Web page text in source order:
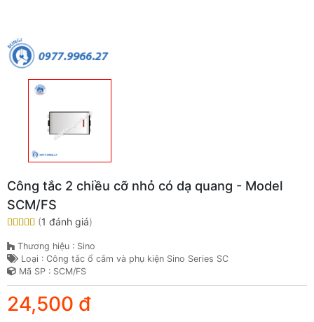
Công tắc 2 chiều cỡ nhỏ có dạ quang - Model
SCM/FS
(1 đánh giá)
Thương hiệu : Sino
Loại : Công tắc ổ cắm và phụ kiện Sino Series SC
Mã SP : SCM/FS
24,500 đ